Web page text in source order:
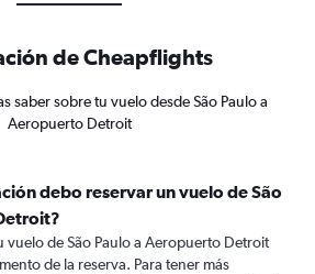
de Cheapflights
saber sobre tu vuelo desde São Paulo a
Aeropuerto Detroit
debo reservar un vuelo de São
vuelo de São Paulo a Aeropuerto Detroit
de la reserva. Para tener más